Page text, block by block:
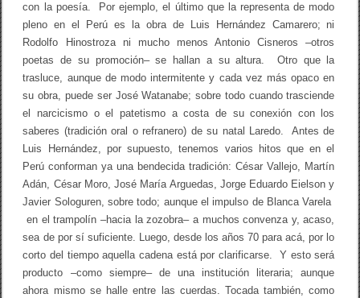
con la poesía. Por ejemplo, el último que la representa de modo
pleno en el Perú es la obra de Luis Hernández Camarero; ni
Rodolfo Hinostroza ni mucho menos Antonio Cisneros –otros
poetas de su promoción– se hallan a su altura. Otro que la
trasluce, aunque de modo intermitente y cada vez más opaco en
su obra, puede ser José Watanabe; sobre todo cuando trasciende
el narcicismo o el patetismo a costa de su conexión con los
saberes (tradición oral o refranero) de su natal Laredo. Antes de
Luis Hernández, por supuesto, tenemos varios hitos que en el
Perú conforman ya una bendecida tradición: César Vallejo, Martín
Adán, César Moro, José María Arguedas, Jorge Eduardo Eielson y
Javier Sologuren, sobre todo; aunque el impulso de Blanca Varela
en el trampolín –hacia la zozobra– a muchos convenza y, acaso,
sea de por sí suficiente. Luego, desde los años 70 para acá, por lo
corto del tiempo aquella cadena está por clarificarse. Y esto será
producto –como siempre– de una institución literaria; aunque
ahora mismo se halle entre las cuerdas. Tocada también, como